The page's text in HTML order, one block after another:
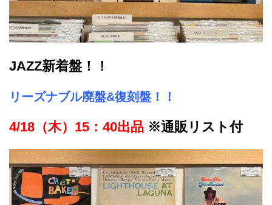
JAZZ新着盤！！
リーズナブル廃盤&復刻盤！ ！
4/18（木）15：40出品 ※通販リスト付